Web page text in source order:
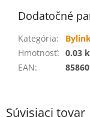
Súvisiaci tovar
Dodatočné
Kategória:
Hmotnosť: 0.03
EAN: